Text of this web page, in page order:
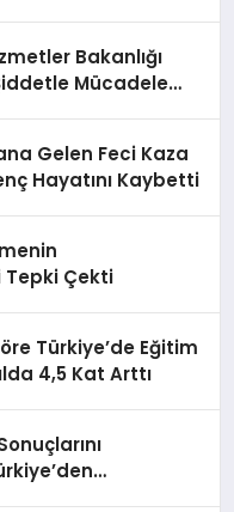
Bakanlığı
Mücadele
Gelen Feci Kaza
Hayatını Kaybetti
Tepki Çekti
Türkiye’de Eğitim
4,5 Kat Arttı